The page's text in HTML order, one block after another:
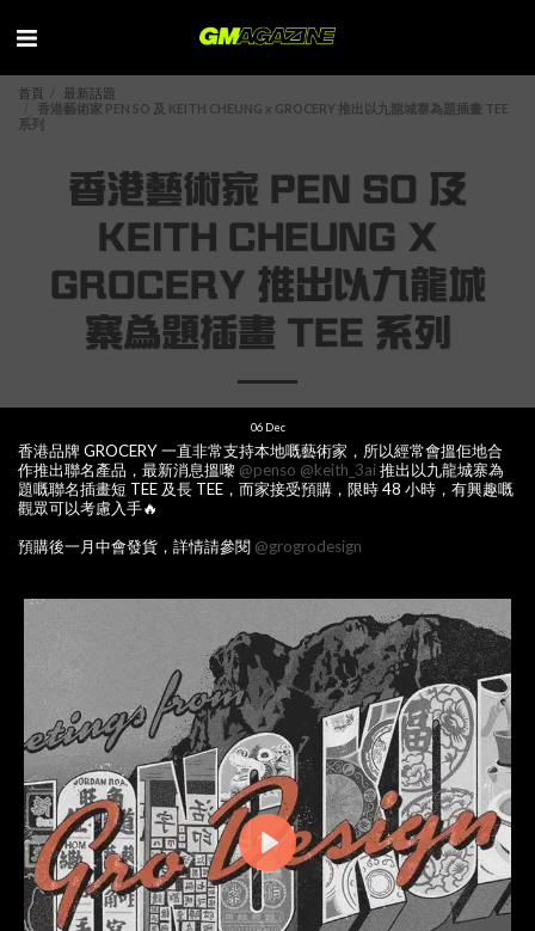
首頁
最新話題
香港藝術家 PEN SO 及 KEITH CHEUNG x GROCERY 推出以九龍城寨為題插畫 TEE
系列
香港藝術家 PEN SO 及
KEITH CHEUNG X
GROCERY 推出以九龍城
寨為題插畫 TEE 系列
06 Dec
香港品牌 GROCERY 一直非常支持本地嘅藝術家，所以經常會搵佢地合
作推出聯名產品，最新消息搵嚟 @penso @keith_3ai推出以九龍城寨為
題嘅聯名插畫短 TEE 及長 TEE，而家接受預購，限時 48 小時，有興趣嘅
觀眾可以考慮入手🔥
預購後一月中會發貨，詳情請參閱 @grogrodesign